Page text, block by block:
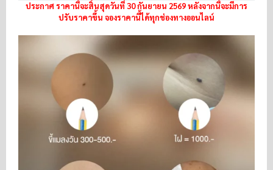
ประกาศ ราคานี้จะสิ้นสุดวันที่ 30 กันยายน 2569 หลังจากนี้จะมีการ
ปรับราคาขึ้น จองราคานี้ได้ทุกช่องทางออนไลน์